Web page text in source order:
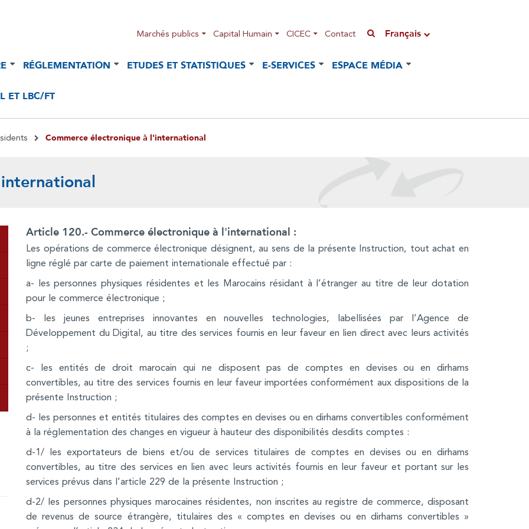
Marchés publics Capital Humain CICEC Contact Français
RÉGLEMENTATION ETUDES ET STATISTIQUES E-SERVICES ESPACE MÉDIA
ET LBC/FT
Commerce électronique à l'international
Article 120.- Commerce électronique à l'international :
Les opérations de commerce électronique désignent, au sens de la présente Instruction, tout achat en
ligne réglé par carte de paiement internationale effectué par :
a- les personnes physiques résidentes et les Marocains résidant à l’étranger au titre de leur dotation
pour le commerce électronique ;
b- les jeunes entreprises innovantes en nouvelles technologies, labellisées par l’Agence de
Développement du Digital, au titre des services fournis en leur faveur en lien direct avec leurs activités
;
c- les entités de droit marocain qui ne disposent pas de comptes en devises ou en dirhams
convertibles, au titre des services fournis en leur faveur importées conformément aux dispositions de la
présente Instruction ;
d- les personnes et entités titulaires des comptes en devises ou en dirhams convertibles conformément
à la réglementation des changes en vigueur à hauteur des disponibilités desdits comptes :
d-1/ les exportateurs de biens et/ou de services titulaires de comptes en devises ou en dirhams
convertibles, au titre des services en lien avec leurs activités fournis en leur faveur et portant sur les
services prévus dans l’article 229 de la présente Instruction ;
d-2/ les personnes physiques marocaines résidentes, non inscrites au registre de commerce, disposant
de revenus de source étrangère, titulaires des « comptes en devises ou en dirhams convertibles »